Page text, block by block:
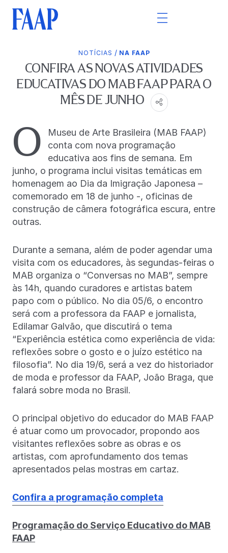
NOTÍCIAS / NA FAAP
CONFIRA AS NOVAS ATIVIDADES
EDUCATIVAS DO MAB FAAP PARA O
MÊS DE JUNHO
O
Museu de Arte Brasileira (MAB FAAP)
conta com nova programação
educativa aos fins de semana. Em
junho, o programa inclui visitas temáticas em
homenagem ao Dia da Imigração Japonesa –
comemorado em 18 de junho -, oficinas de
construção de câmera fotográfica escura, entre
outras.
Durante a semana, além de poder agendar uma
visita com os educadores, às segundas-feiras o
MAB organiza o “Conversas no MAB”, sempre
às 14h, quando curadores e artistas batem
papo com o público. No dia 05/6, o encontro
será com a professora da FAAP e jornalista,
Edilamar Galvão, que discutirá o tema
“Experiência estética como experiência de vida:
reflexões sobre o gosto e o juízo estético na
filosofia”. No dia 19/6, será a vez do historiador
de moda e professor da FAAP, João Braga, que
falará sobre moda no Brasil.
O principal objetivo do educador do MAB FAAP
é atuar como um provocador, propondo aos
visitantes reflexões sobre as obras e os
artistas, com aprofundamento dos temas
apresentados pelas mostras em cartaz.
Confira a programação completa
Programação do Serviço Educativo do MAB
FAAP